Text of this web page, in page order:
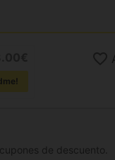
de descuento.